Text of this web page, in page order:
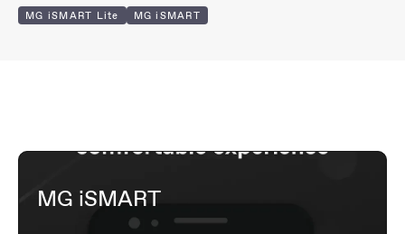
MG iSMART Lite MG iSMART
MG iSMART